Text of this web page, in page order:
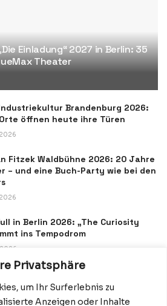
Privatsphäre
um Ihr Surferlebnis zu
Anzeigen oder Inhalte
Einladung“ 2027 in Berlin: 35
Theater
Brandenburg 2026:
öffnen heute ihre Türen
Fitzek Waldbühne 2026: 20 Jahre
– und eine Buch-Party wie bei den
in Berlin 2026: „The Curiosity
ins Tempodrom